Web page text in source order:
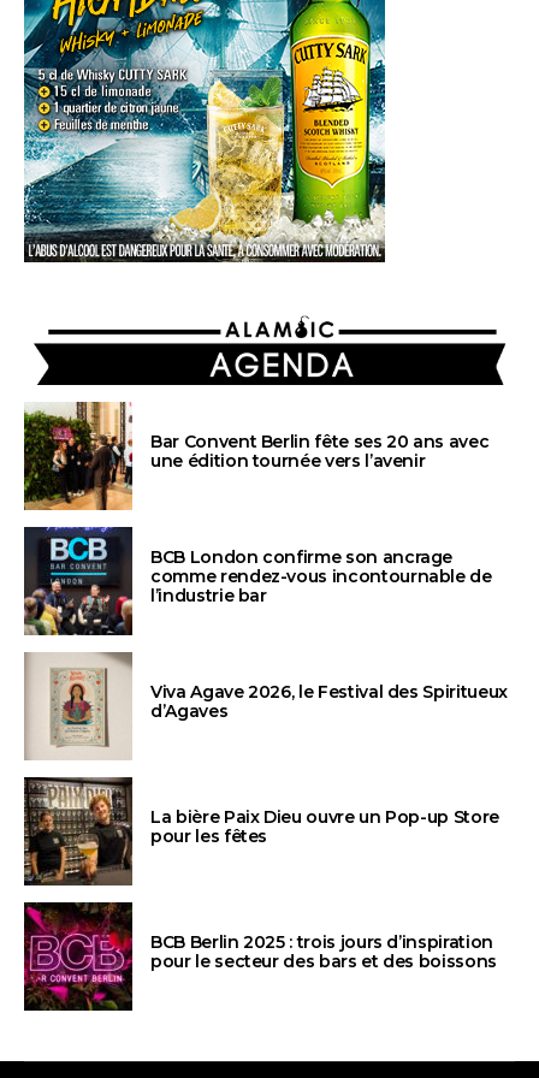
AGENDA
Bar Convent Berlin fête ses 20 ans avec
une édition tournée vers l’avenir
BCB London confirme son ancrage
comme rendez-vous incontournable de
l’industrie bar
Viva Agave 2026, le Festival des Spiritueux
d’Agaves
La bière Paix Dieu ouvre un Pop-up Store
pour les fêtes
BCB Berlin 2025 : trois jours d’inspiration
pour le secteur des bars et des boissons